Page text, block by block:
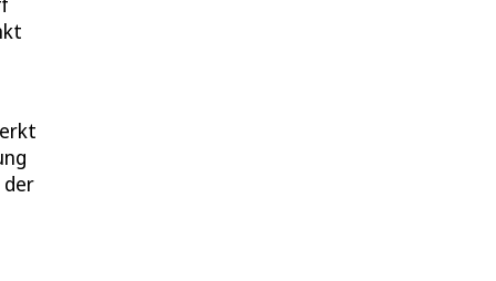
der